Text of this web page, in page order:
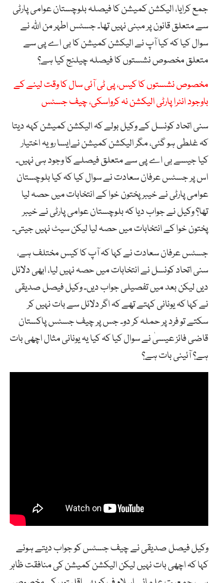
جمع کرایا، الیکشن کمیشن کا فیصلہ بلوچستان عوامی پارٹی
سے متعلق قانون پر مبنی نہیں تھا۔ جسٹس اطہر من اللّٰہ نے
سوال کیا کہ کیا آپ نے الیکشن کمیشن کا بی اے پی سے
متعلق مخصوص نشستوں کا فیصلہ چیلنج کیا ہے؟
مخصوص نشستوں کا کیس، پی ٹی آئی سال کا وقت لینے کے
باوجود انٹرا پارٹی الیکشن نہ کرواسکی، چیف جسٹس
سنی اتحاد کونسل کے وکیل بولے کہ الیکشن کمیشن کہہ دیتا
کہ غلطی ہو گئی، مگر الیکشن کمیشن نےایسا رویہ اختیار
کیا جیسے بی اے پی سے متعلق فیصلے کا وجود ہی نہیں۔
اس پر جسٹس عرفان سعادت نے سوال کیا کہ کیا بلوچستان
عوامی پارٹی نے خیبر پختون خوا کے انتخابات میں حصہ لیا
تھا؟ وکیل نے جواب دیا کہ بلوچستان عوامی پارٹی نے خیبر
پختون خوا کے انتخابات میں حصہ لیا لیکن سیٹ نہیں جیتی۔
جسٹس عرفان سعادت نے کہا کہ آپ کا کیس مختلف ہے،
سنی اتحاد کونسل نے انتخابات میں حصہ نہیں لیا، ابھی دلائل
دیں لیکن بعد میں تفصیلی جواب دیں۔ وکیل فیصل صدیقی
نے کہا کہ یونانی کہتے تھے کہ اگر دلائل سے بات نہیں کر
سکتے تو فرد پر حملہ کر دو۔ جس پر چیف جسٹس پاکستان
قاضی فائز عیسیٰ نے سوال کیا کہ کیا یہ یونانی مثال اچھی بات
ہے؟ آئینی بات ہے؟
وکیل فیصل صدیقی نے چیف جسٹس کو جواب دیتے ہوئے
کہا کہ اچھی بات نہیں لیکن الیکشن کمیشن کی منافقت ظاہر